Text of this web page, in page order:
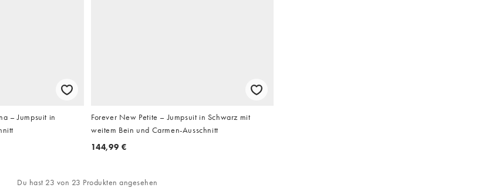
– Jumpsuit in
Forever New Petite – Jumpsuit in Schwarz mit
weitem Bein und Carmen-Ausschnitt
144,99 €
Du hast 23 von 23 Produkten angesehen